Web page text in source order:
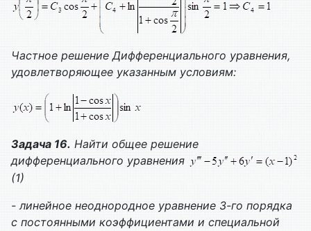
Частное решение Дифференциального уравнения,
удовлетворяющее указанным условиям:
Задача 16. Найти общее решение
дифференциального уравнения
(1)
- линейное неоднородное уравнение 3-го порядка
с постоянными коэффициентами и специальной